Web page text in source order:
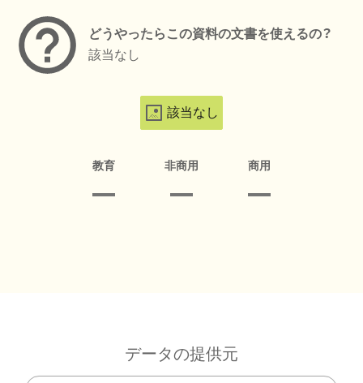
どうやったらこの資料の文書を使えるの？
該当なし
該当なし
教育 非商用 商用
データの提供元